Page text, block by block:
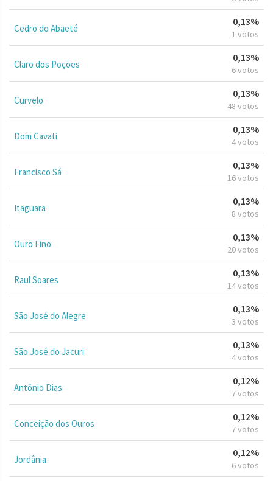
Cedro do Abaeté
0,13%
1 votos
Claro dos Poções
0,13%
6 votos
Curvelo
0,13%
48 votos
Dom Cavati
0,13%
4 votos
Francisco Sá
0,13%
16 votos
Itaguara
0,13%
8 votos
Ouro Fino
0,13%
20 votos
Raul Soares
0,13%
14 votos
São José do Alegre
0,13%
3 votos
São José do Jacuri
0,13%
4 votos
Antônio Dias
0,12%
7 votos
Conceição dos Ouros
0,12%
7 votos
Jordânia
0,12%
6 votos